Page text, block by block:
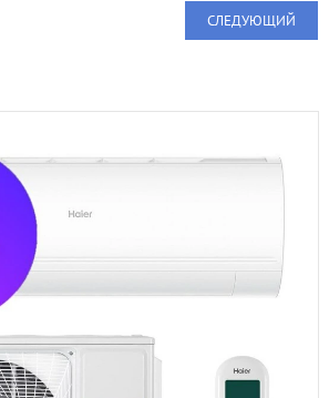
СЛЕДУЮЩИЙ